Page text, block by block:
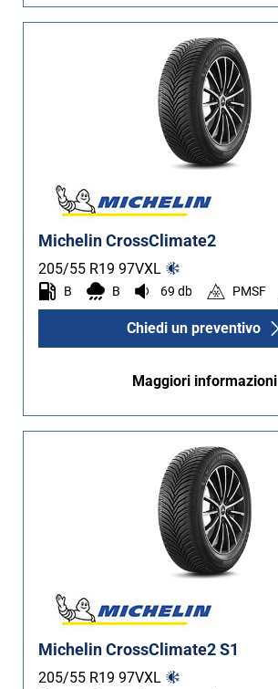
Michelin CrossClimate2
205/55 R19 97VXL
B B 69 db PMSF
Chiedi un preventivo
Maggiori informazioni
Michelin CrossClimate2 S1
205/55 R19 97VXL